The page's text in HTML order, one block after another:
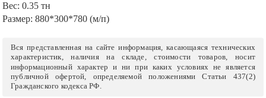
Вес: 0.35 тн
Размер: 880*300*780 (м/п)
Вся представленная на сайте информация, касающаяся технических
характеристик, наличия на складе, стоимости товаров, носит
информационный характер и ни при каких условиях не является
публичной офертой, определяемой положениями Статьи 437(2)
Гражданского кодекса РФ.